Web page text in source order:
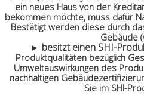
ein neues Haus von der
bekommen möchte, muss dafür
Bestätigt werden diese durch
Gebäude
► besitzt einen SHI-
Produktqualitäten bezüglich
Umweltauswirkungen des
nachhaltigen
Sie im SHI-